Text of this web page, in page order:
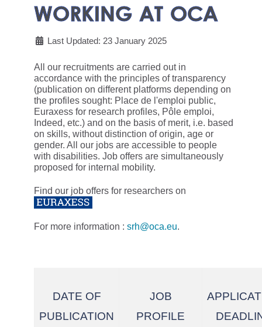
WORKING AT OCA
Last Updated: 23 January 2025
All our recruitments are carried out in
accordance with the principles of transparency
(publication on different platforms depending on
the profiles sought: Place de l'emploi public,
Euraxess for research profiles, Pôle emploi,
Indeed, etc.) and on the basis of merit, i.e. based
on skills, without distinction of origin, age or
gender. All our jobs are accessible to people
with disabilities. Job offers are simultaneously
proposed for internal mobility.
Find our job offers for researchers on
For more information : srh@oca.eu.
DATE OF
PUBLICATION
JOB
PROFILE